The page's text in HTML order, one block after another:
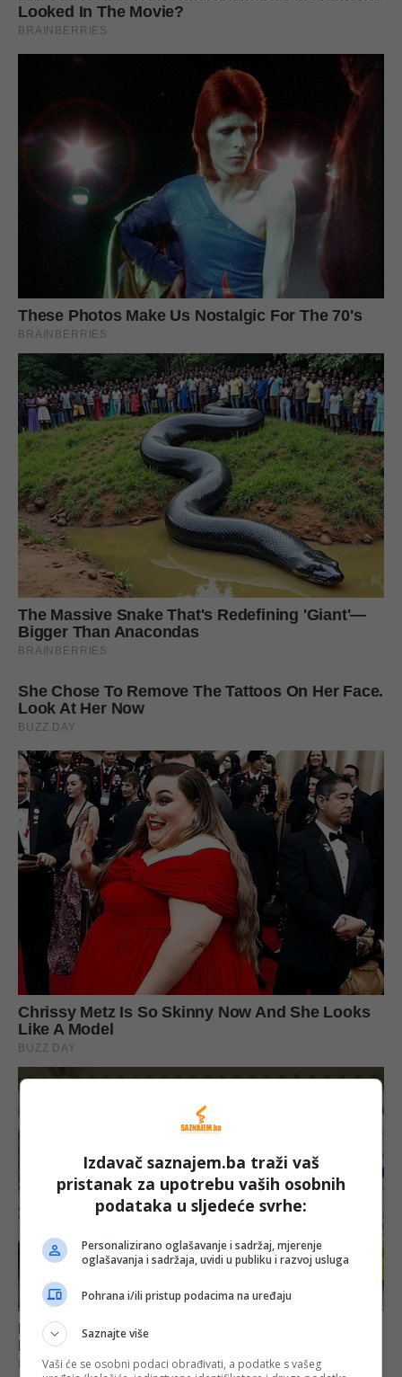
Izdavač saznajem.ba traži vaš
pristanak za upotrebu vaših osobnih
podataka u sljedeće svrhe:
Personalizirano oglašavanje i sadržaj, mjerenje
oglašavanja i sadržaja, uvidi u publiku i razvoj usluga
Pohrana i/ili pristup podacima na uređaju
Saznajte više
Vaši će se osobni podaci obrađivati, a podatke s vašeg